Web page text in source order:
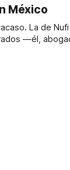
México
La de
—él,